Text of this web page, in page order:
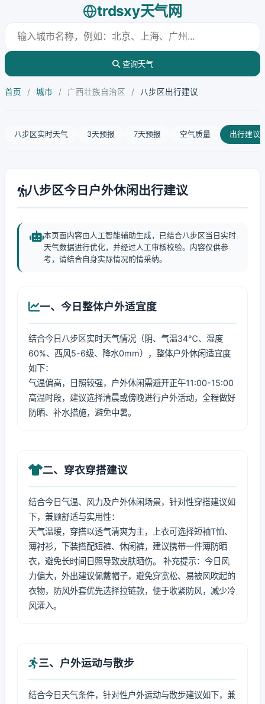
trdsxy天气网
查询天气
首页 / 城市 / 广西壮族自治区 / 八步区出行建议
八步区实时天气 3天预报 7天预报 空气质量 出行建议
八步区今日户外休闲出行建议
本页面内容由人工智能辅助生成，已结合八步区当日实时
天气数据进行优化，并经过人工审核校验。内容仅供参
考，请结合自身实际情况酌情采纳。
一、今日整体户外适宜度
结合今日八步区实时天气情况（阴、气温34℃、湿度
60%、西风5-6级、降水0mm），整体户外休闲适宜度
如下：
气温偏高，日照较强，户外休闲需避开正午11:00-15:00
高温时段，建议选择清晨或傍晚进行户外活动，全程做好
防晒、补水措施，避免中暑。
二、穿衣穿搭建议
结合今日气温、风力及户外休闲场景，针对性穿搭建议如
下，兼顾舒适与实用性：
天气温暖，穿搭以透气清爽为主，上衣可选择短袖T恤、
薄衬衫，下装搭配短裤、休闲裤，建议携带一件薄防晒
衣，避免长时间日照导致皮肤晒伤。 补充提示：今日风
力偏大，外出建议佩戴帽子，避免穿宽松、易被风吹起的
衣物，防风外套优先选择拉链款，便于收紧防风，减少冷
风灌入。
三、户外运动与散步
结合今日天气条件，针对性户外运动与散步建议如下，兼